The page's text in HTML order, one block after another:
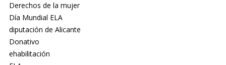
Derechos de la mujer
Día Mundial ELA
diputación de Alicante
Donativo
ehabilitación